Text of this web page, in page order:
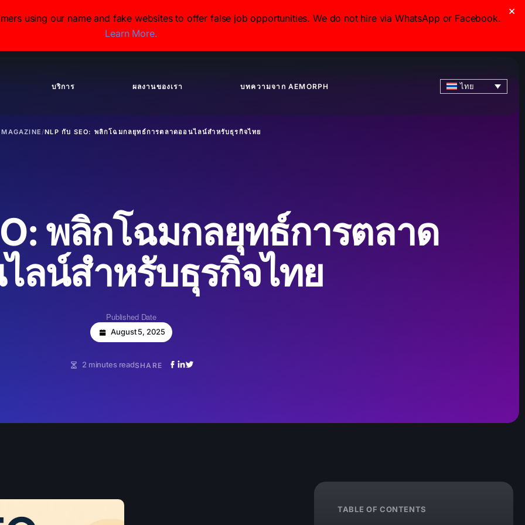
using our name and fake websites to offer false job opportunities. We do not hire via WhatsApp or Facebook.
Learn More.
×
บริการ ผลงานของเรา บทความจาก AEMORPH ไทย
MAGAZINE/NLP กับ SEO: พลิกโฉมกลยุทธ์การตลาดออนไลน์สำหรับธุรกิจไทย
พลิกโฉมกลยุทธ์การตลาด
ลน์สำหรับธุรกิจไทย
Published Date
August 5, 2025
2 minutes readSHARE
TABLE OF CONTENTS